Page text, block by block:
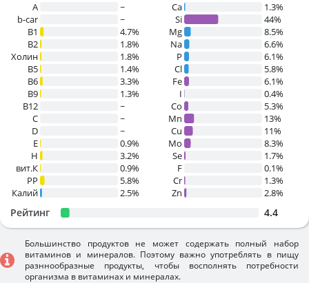
A
~
b-car
~
В1
4.7%
B2
1.8%
Холин
1.8%
B5
1.4%
B6
3.3%
B9
1.3%
B12
~
C
~
D
~
E
0.9%
H
3.2%
вит.К
0.9%
PP
5.8%
Калий
2.5%
Ca
1.3%
Si
44%
Mg
8.5%
Na
6.6%
P
6.1%
Cl
5.8%
Fe
6.1%
I
0.4%
Co
5.3%
Mn
13%
Cu
11%
Mo
8.3%
Se
1.7%
F
0.1%
Cr
1.3%
Zn
2.8%
Рейтинг 4.4
Большинство продуктов не может содержать полный набор
витаминов и минералов. Поэтому важно употреблять в пищу
разннообразные продукты, чтобы восполнять потребности
организма в витаминах и минералах.